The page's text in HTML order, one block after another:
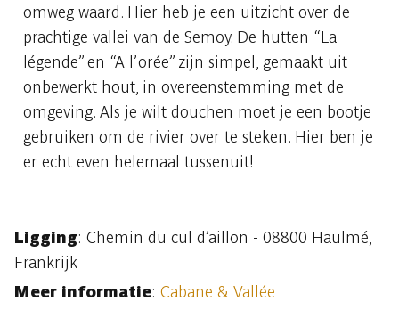
omweg waard. Hier heb je een uitzicht over de
prachtige vallei van de Semoy. De hutten “La
légende” en “A l’orée” zijn simpel, gemaakt uit
onbewerkt hout, in overeenstemming met de
omgeving. Als je wilt douchen moet je een bootje
gebruiken om de rivier over te steken. Hier ben je
er echt even helemaal tussenuit!
Ligging: Chemin du cul d’aillon - 08800 Haulmé,
Frankrijk
Meer informatie: Cabane & Vallée